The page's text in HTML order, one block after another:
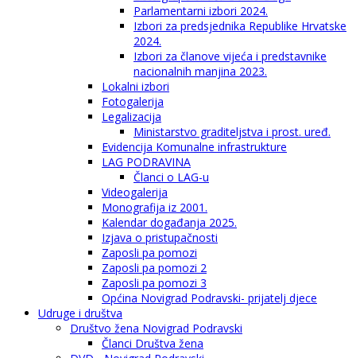
Parlamentarni izbori 2024.
Izbori za predsjednika Republike Hrvatske
2024.
Izbori za članove vijeća i predstavnike
nacionalnih manjina 2023.
Lokalni izbori
Fotogalerija
Legalizacija
Ministarstvo graditeljstva i prost. uređ.
Evidencija Komunalne infrastrukture
LAG PODRAVINA
Članci o LAG-u
Videogalerija
Monografija iz 2001.
Kalendar događanja 2025.
Izjava o pristupačnosti
Zaposli pa pomozi
Zaposli pa pomozi 2
Zaposli pa pomozi 3
Općina Novigrad Podravski- prijatelj djece
Udruge i društva
Društvo žena Novigrad Podravski
Članci Društva žena